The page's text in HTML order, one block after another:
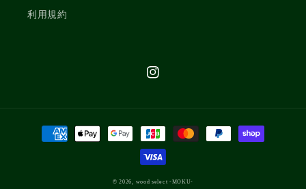
利用規約
Instagram
© 2026, wood select -MOKU-